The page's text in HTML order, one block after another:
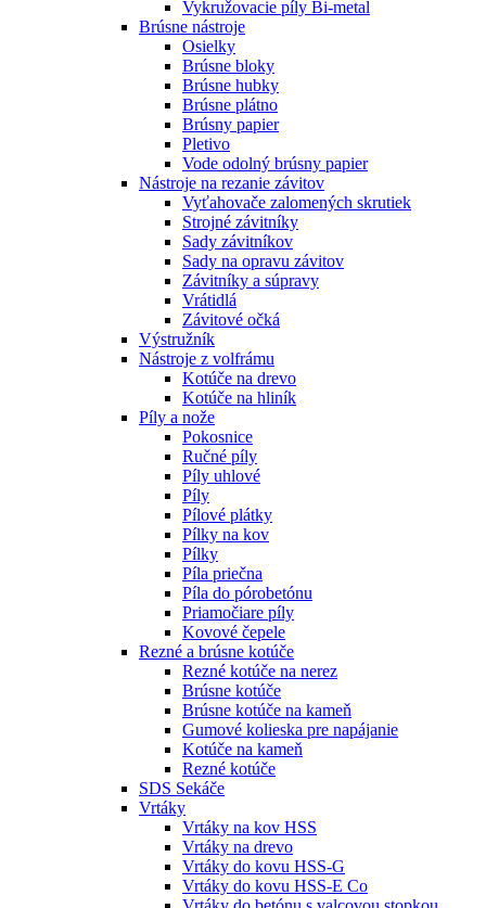
Vykružovacie píly Bi-metal
Brúsne nástroje
Osielky
Brúsne bloky
Brúsne hubky
Brúsne plátno
Brúsny papier
Pletivo
Vode odolný brúsny papier
Nástroje na rezanie závitov
Vyťahovače zalomených skrutiek
Strojné závitníky
Sady závitníkov
Sady na opravu závitov
Závitníky a súpravy
Vrátidlá
Závitové očká
Výstružník
Nástroje z volfrámu
Kotúče na drevo
Kotúče na hliník
Píly a nože
Pokosnice
Ručné píly
Píly uhlové
Píly
Pílové plátky
Pílky na kov
Pílky
Píla priečna
Píla do pórobetónu
Priamočiare píly
Kovové čepele
Rezné a brúsne kotúče
Rezné kotúče na nerez
Brúsne kotúče
Brúsne kotúče na kameň
Gumové kolieska pre napájanie
Kotúče na kameň
Rezné kotúče
SDS Sekáče
Vrtáky
Vrtáky na kov HSS
Vrtáky na drevo
Vrtáky do kovu HSS-G
Vrtáky do kovu HSS-E Co